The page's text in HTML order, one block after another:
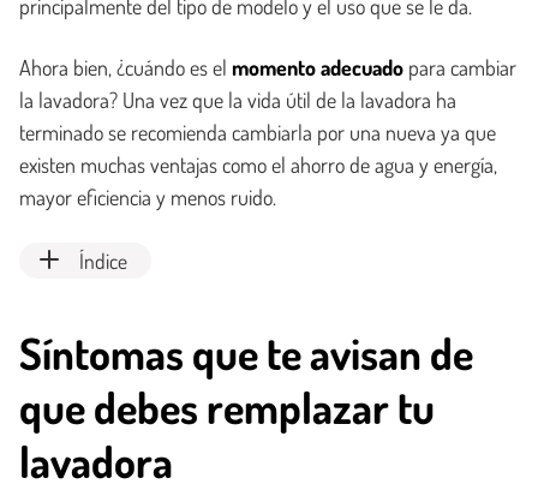
principalmente del tipo de modelo y el uso que se le da.
Ahora bien, ¿cuándo es el momento adecuado para cambiar
la lavadora? Una vez que la vida útil de la lavadora ha
terminado se recomienda cambiarla por una nueva ya que
existen muchas ventajas como el ahorro de agua y energía,
mayor eficiencia y menos ruido.
Índice
Síntomas que te avisan de
que debes remplazar tu
lavadora